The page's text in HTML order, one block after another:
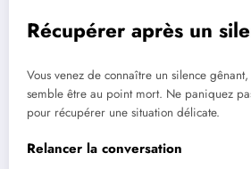
Récupérer après un
Vous venez de connaître un silence
semble être au point mort. Ne paniquez
pour récupérer une situation délicate.
Relancer la conversation